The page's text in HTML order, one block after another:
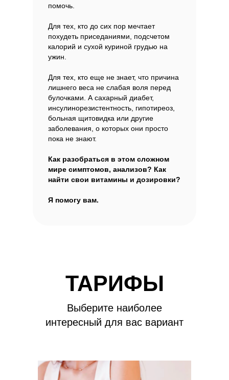
помочь.
Для тех, кто до сих пор мечтает
похудеть приседаниями, подсчетом
калорий и сухой куриной грудью на
ужин.
Для тех, кто еще не знает, что причина
лишнего веса не слабая воля перед
булочками. А сахарный диабет,
инсулинорезистентность, гипотиреоз,
больная щитовидка или другие
заболевания, о которых они просто
пока не знают.
Как разобраться в этом сложном
мире симптомов, анализов? Как
найти свои витамины и дозировки?
Я помогу вам.
ТАРИФЫ
Выберите наиболее
интересный для вас вариант